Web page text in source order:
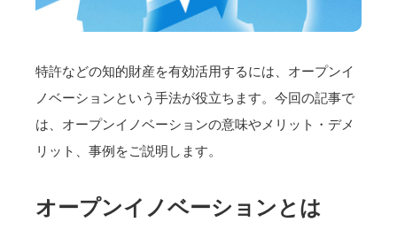
特許などの知的財産を有効活用するには、オープンイ
ノベーションという手法が役立ちます。今回の記事で
は、オープンイノベーションの意味やメリット・デメ
リット、事例をご説明します。
オープンイノベーションとは